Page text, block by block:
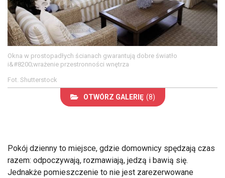
Okna w prostopadłych ścianach gwarantują dobre światło
i&#8200;wrażenie przestronności wnętrza
Fot. Shutterstock
OTWÓRZ GALERIĘ (8)
Pokój dzienny to miejsce, gdzie domownicy spędzają czas
razem: odpoczywają, rozmawiają, jedzą i bawią się.
Jednakże pomieszczenie to nie jest zarezerwowane